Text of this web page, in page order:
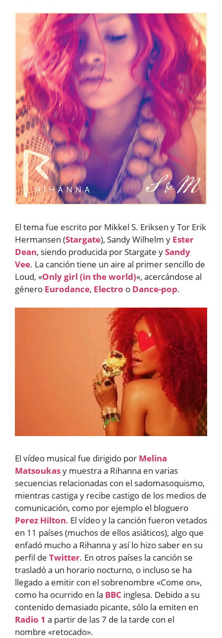
El tema fue escrito por Mikkel S. Eriksen y Tor Erik
Hermansen (Stargate), Sandy Wilhelm y Ester
Dean, siendo producida por Stargate ySandy
Vee. La canción tiene un aire al primer sencillo de
Loud, «Only girl (in the world)«, acercándose al
género Eurodance, Electro o Dance-pop.
El vídeo musical fue dirigido por Melina
Matsoukasy muestra a Rihanna en varias
secuencias relacionadas con el sadomasoquismo,
mientras castiga y recibe castigo de los medios de
comunicación, como por ejemplo el bloguero
Perez Hilton. El vídeo y la canción fueron vetados
en 11 países (muchos de ellos asiáticos), algo que
enfadó mucho a Rihanna y así lo hizo saber en su
perfil de Twitter. En otros países la canción se
trasladó a un horario nocturno, o incluso se ha
llegado a emitir con el sobrenombre «Come on»,
como ha ocurrido en la BBC inglesa. Debido a su
contenido demasiado picante, sólo la emiten en
Radio 1 a partir de las 7 de la tarde con el
nombre «retocado».